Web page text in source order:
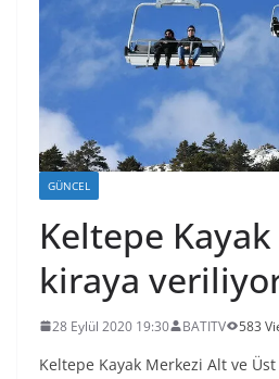
GÜNCEL
Keltepe
kiraya
28 Eylül 2020 19:30 BATITV 583
Keltepe Kayak Merkezi Alt ve